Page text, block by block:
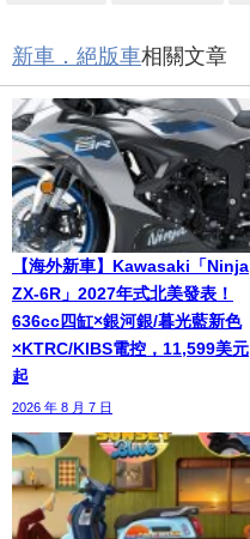
新車．絕版車相關文章
【海外新車】Kawasaki「Ninja
ZX-6R」2027年式北美發表！
636cc四缸×銀河銀/暮光藍新色
×KTRC/KIBS電控，11,599美元
起
2026 年 8 月 7 日